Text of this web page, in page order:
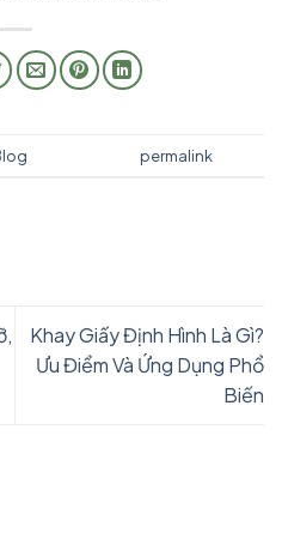
permalink
Khay Giấy Định Hình Là Gì?
Ưu Điểm Và Ứng Dụng Phổ
Biến